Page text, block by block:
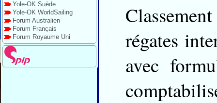
Yole-OK Suède
Yole-OK WorldSailing
Forum Australien
Forum Français
Forum Royaume Uni
régates
avec